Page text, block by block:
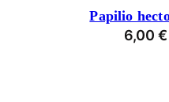
Papilio
6,00 €